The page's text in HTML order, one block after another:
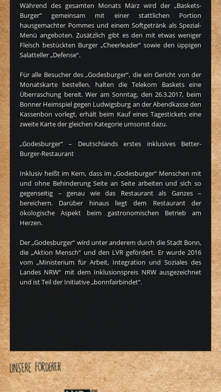
Während des gesamten Monats März wird der „Baskets-
Burger“ gemeinsam mit einer stattlichen Portion
hausgemachter Pommes und einem Softgetränk als Spezial-
Menü angeboten. Zusätzlich gibt es den mit etwas weniger
Fleisch bestückten Burger „Cheerleader“ sowie den üppigen
Salatteller „Defense“.
Für alle Besucher des „Godesburger“, die ein Gericht von der
Monatskarte bestellen, halten die Telekom Baskets eine
Überraschung bereit. Wer am Sonntag, den 26.3.2017, beim
Bonner Heimspiel gegen Ludwigsburg an der Abendkasse den
Kassenbon vorlegt, erhält beim Kauf eines Tagestickets eine
zweite Karte der gleichen Kategorie umsonst dazu.
„Godesburger“ – Deutschlands erstes inklusives Better-
Burger-Restaurant
Inklusiv heißt im Kern, dass im „Godesburger“ Menschen mit
und ohne Behinderung Seite an Seite arbeiten und sich so
gegenseitig – genau wie das Restaurant als Ganzes –
bereichern. Darüber hinaus liegt dem Restaurant der
ökologische Aspekt beim gastronomischen Betrieb am
Herzen.
Der „Godesburger“ wird unter anderem durch die Stadt Bonn,
die „Aktion Mensch“ und den LVR gefördert. Er wurde 2016
vom „Ministerium für Arbeit, Integration und Soziales des
Landes NRW“ mit dem Inklusionspreis NRW ausgezeichnet
und ist Teil der Initiative „bonnfairbindet“.